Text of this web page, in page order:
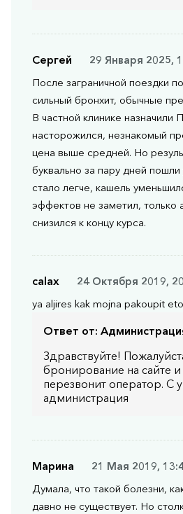
Сергей
29 Января 2025,
После заграничной поездки
сильный бронхит, обычные
В частной клинике назначили
насторожился, незнакомый
цена выше средней. Но
буквально за пару дней
стало легче, кашель
эффектов не заметил, только
снизился к концу курса.
calax
24 Октября 2019,
ya aljires kak mojna pakoupit
Ответ от:
Здравствуйте!
бронирование на сайте
перезвонит оператор. С
администрация
Марина
21 Мая 2019,
Думала, что такой болезни,
давно не существует. Но